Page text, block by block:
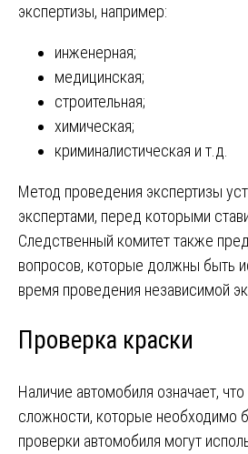
экспертизы, например:
инженерная;
медицинская;
строительная;
химическая;
криминалистическая и т.д.
Метод проведения экспертизы
экспертами, перед которыми
Следственный комитет также
вопросов, которые должны быть
время проведения независимой
Проверка краски
Наличие автомобиля означает, что
сложности, которые необходимо
проверки автомобиля могут